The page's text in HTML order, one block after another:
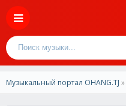
Музыкальный портал OHANG.TJ »